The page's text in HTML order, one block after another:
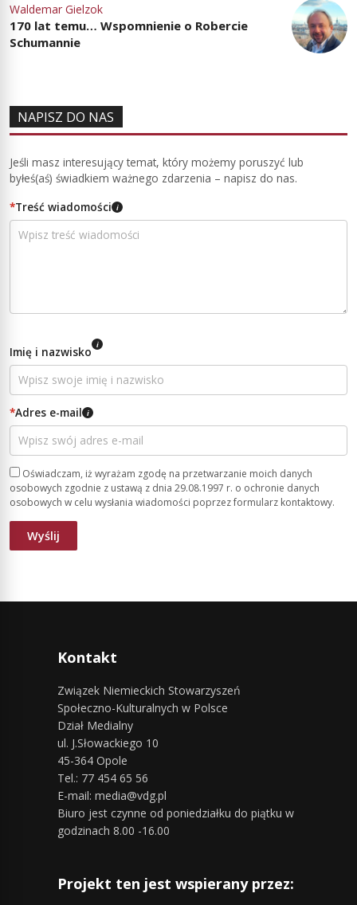
Waldemar Gielzok
170 lat temu… Wspomnienie o Robercie
Schumannie
NAPISZ DO NAS
Jeśli masz interesujący temat, który możemy poruszyć lub
byłeś(aś) świadkiem ważnego zdarzenia – napisz do nas.
*Treść wiadomości i
Imię i nazwisko i
*Adres e-mail i
Oświadczam, iż wyrażam zgodę na przetwarzanie moich danych
osobowych zgodnie z ustawą z dnia 29.08.1997 r. o ochronie danych
osobowych w celu wysłania wiadomości poprzez formularz kontaktowy.
Kontakt
Związek Niemieckich Stowarzyszeń
Społeczno-Kulturalnych w Polsce
Dział Medialny
ul. J.Słowackiego 10
45-364 Opole
Tel.: 77 454 65 56
E-mail: media@vdg.pl
Biuro jest czynne od poniedziałku do piątku w
godzinach 8.00 -16.00
Projekt ten jest wspierany przez: